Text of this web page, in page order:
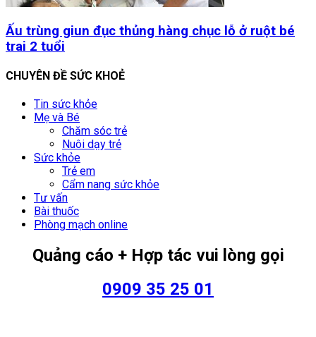
Ấu trùng giun đục thủng hàng chục lỗ ở ruột bé
trai 2 tuổi
CHUYÊN ĐỀ SỨC KHOẺ
Tin sức khỏe
Mẹ và Bé
Chăm sóc trẻ
Nuôi dạy trẻ
Sức khỏe
Trẻ em
Cẩm nang sức khỏe
Tư vấn
Bài thuốc
Phòng mạch online
Quảng cáo + Hợp tác vui lòng gọi
0909 35 25 01